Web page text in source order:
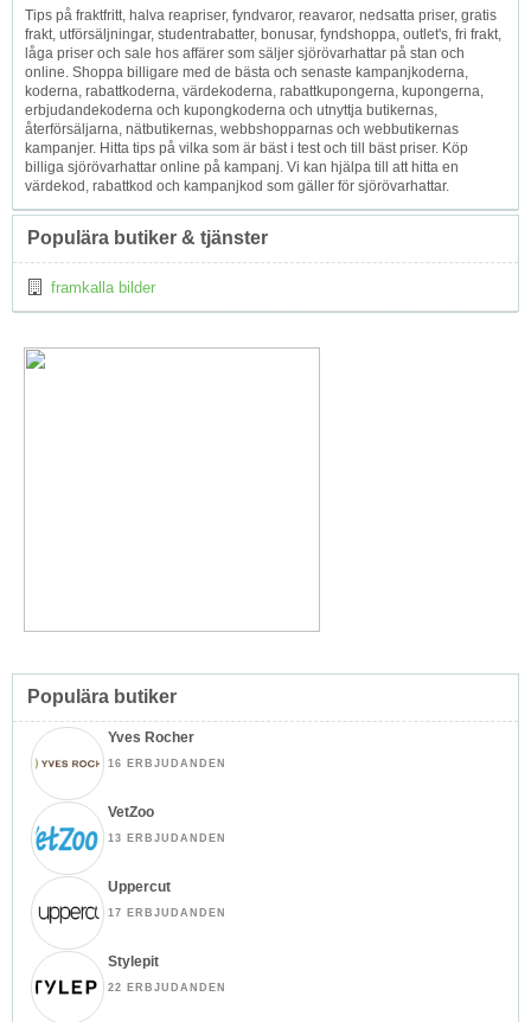
Tips på fraktfritt, halva reapriser, fyndvaror, reavaror, nedsatta priser, gratis
frakt, utförsäljningar, studentrabatter, bonusar, fyndshoppa, outlet's, fri frakt,
låga priser och sale hos affärer som säljer sjörövarhattar på stan och
online. Shoppa billigare med de bästa och senaste kampanjkoderna,
koderna, rabattkoderna, värdekoderna, rabattkupongerna, kupongerna,
erbjudandekoderna och kupongkoderna och utnyttja butikernas,
återförsäljarna, nätbutikernas, webbshopparnas och webbutikernas
kampanjer. Hitta tips på vilka som är bäst i test och till bäst priser. Köp
billiga sjörövarhattar online på kampanj. Vi kan hjälpa till att hitta en
värdekod, rabattkod och kampanjkod som gäller för sjörövarhattar.
Populära butiker & tjänster
framkalla bilder
Populära butiker
Yves Rocher
16 ERBJUDANDEN
VetZoo
13 ERBJUDANDEN
Uppercut
17 ERBJUDANDEN
Stylepit
22 ERBJUDANDEN